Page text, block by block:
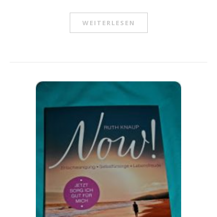
WEITERLESEN